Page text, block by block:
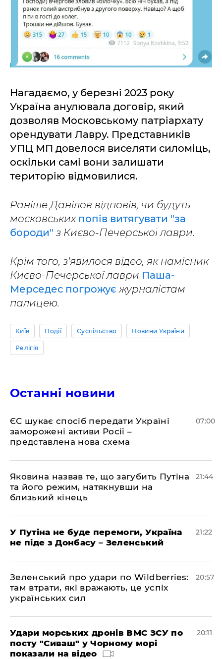
Нагадаємо, у березні 2023 року
Україна анулювала договір, який
дозволяв Московському патріархату
орендувати Лавру. Представників
УПЦ МП довелося виселяти силоміць,
оскільки самі вони залишати
територію відмовилися.
Раніше Данілов відповів, чи будуть
московських попів витягувати "за
бороди" з Києво-Печерської лаври.
Крім того, з'явилося відео, як намісник
Києво-Печерської лаври Паша-
Мерседес погрожуєжурналістам
палицею.
Київ Події Суспільство Новини України
Релігія
Останні новини
ЄС шукає спосіб передати Україні
заморожені активи Росії –
представлена ​​нова схема
07:00
Яковина назвав те, що загубить Путіна
та його режим, натякнувши на
близький кінець
21:44
У Путіна не буде перемоги, Україна
не піде з Донбасу – Зеленський
21:22
Зеленський про удари по Wildberries:
там втрати, які вражають, це успіх
українських сил
20:57
Удари морських дронів ВМС ЗСУ по
посту "Сиваш" у Чорному морі
показали на відео
20:11